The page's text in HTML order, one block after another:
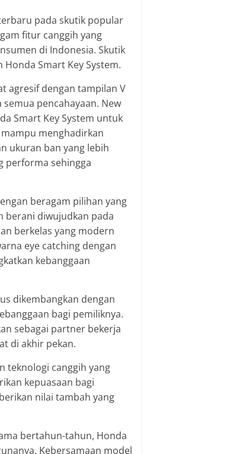
pada skutik popular
fitur canggih yang
di Indonesia. Skutik
Smart Key System.
agresif dengan tampilan V
pencahayaan. New
Smart Key System untuk
menghadirkan
ukuran ban yang lebih
performa sehingga
beragam pilihan yang
berani diwujudkan pada
berkelas yang modern
eye catching dengan
kebanggaan
dikembangkan dengan
bagi pemiliknya.
sebagai partner bekerja
di akhir pekan.
teknologi canggih yang
kepuasaan bagi
nilai tambah yang
bertahun-tahun, Honda
Kebersamaan model